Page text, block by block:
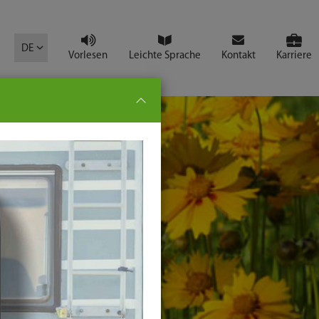
DE
Vorlesen Leichte Sprache Kontakt Karriere